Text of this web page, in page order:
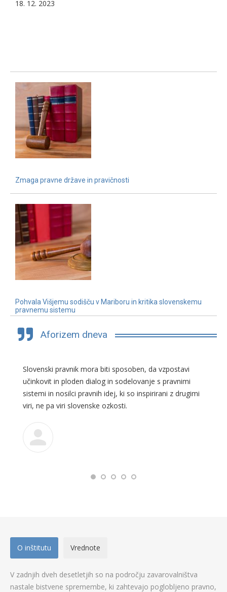
18. 12. 2023
Zmaga pravne države in pravičnosti
Pohvala Višjemu sodišču v Mariboru in kritika slovenskemu
pravnemu sistemu
3. 7. 2019
Aforizem dneva
Slovenski pravnik mora biti sposoben, da vzpostavi
učinkovit in ploden dialog in sodelovanje s pravnimi
sistemi in nosilci pravnih idej, ki so inspirirani z drugimi
viri, ne pa viri slovenske ozkosti.
O inštitutu Vrednote
V zadnjih dveh desetletjih so na področju zavarovalništva
nastale bistvene spremembe, ki zahtevajo poglobljeno pravno,